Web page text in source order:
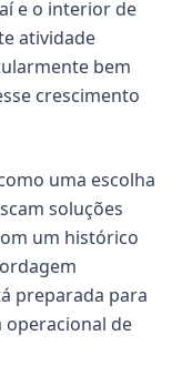
e o interior de
atividade
bem
crescimento
uma escolha
soluções
um histórico
preparada para
operacional de